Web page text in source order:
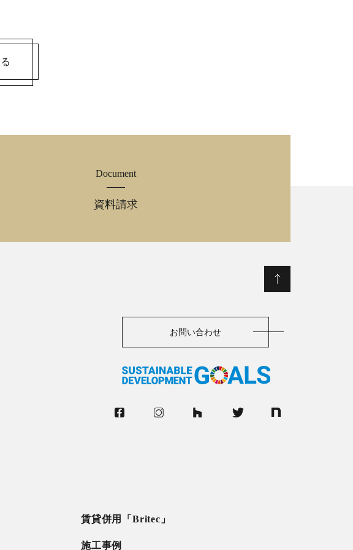
Document
資料請求
お問い合わせ
賃貸併用「Britec」
施工事例